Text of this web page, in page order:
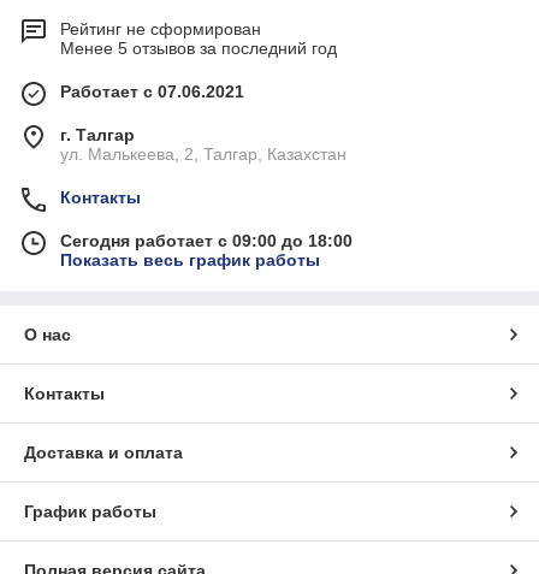
Рейтинг не сформирован
Менее 5 отзывов за последний год
Работает с 07.06.2021
г. Талгар
ул. Малькеева, 2, Талгар, Казахстан
Контакты
Сегодня работает с 09:00 до 18:00
Показать весь график работы
О нас
Контакты
Доставка и оплата
График работы